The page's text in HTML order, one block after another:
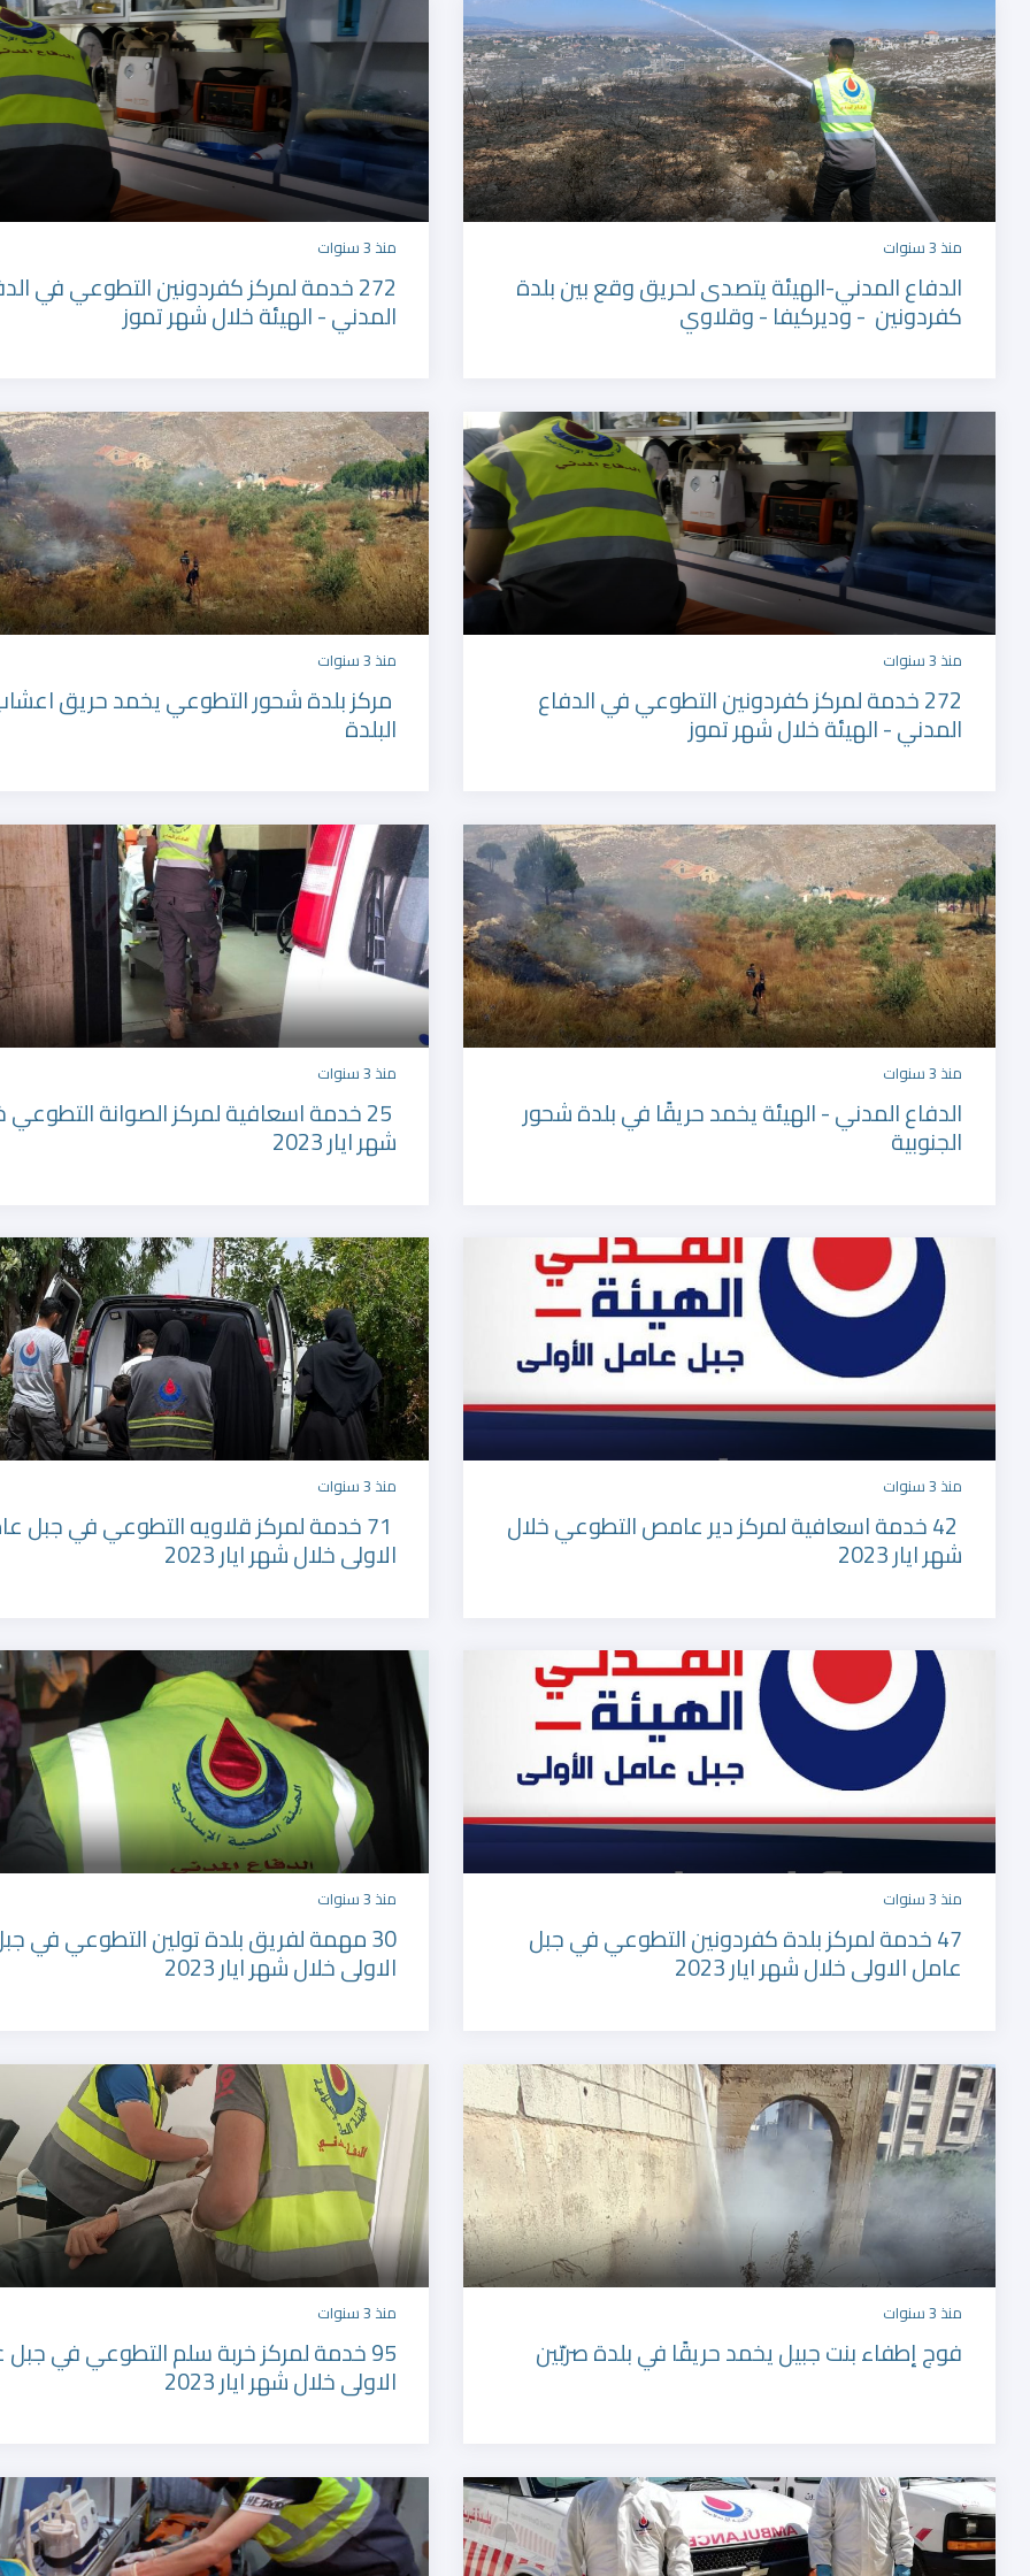
منذ 3 سنوات
الدفاع المدني-الهيئة يتصدى لحريق وقع بين بلدة
كفردونين - وديركيفا - وقلاوي
منذ 3 سنوات
272 خدمة لمركز كفردونين التطوعي في
المدني - الهيئة خلال شهر تموز
منذ 3 سنوات
272 خدمة لمركز كفردونين التطوعي في الدفاع
المدني - الهيئة خلال شهر تموز
منذ 3 سنوات
مركز بلدة شحور التطوعي يخمد حريق
البلدة
منذ 3 سنوات
الدفاع المدني - الهيئة يخمد حريقًا في بلدة شحور
الجنوبية
منذ 3 سنوات
25 خدمة اسعافية لمركز الصوانة التطوعي
شهر ايار 2023
منذ 3 سنوات
42 خدمة اسعافية لمركز دير عامص التطوعي خلال
شهر ايار 2023
منذ 3 سنوات
71 خدمة لمركز قلاويه التطوعي في جبل
الاولى خلال شهر ايار 2023
منذ 3 سنوات
47 خدمة لمركز بلدة كفردونين التطوعي في جبل
عامل الاولى خلال شهر ايار 2023
منذ 3 سنوات
30 مهمة لفريق بلدة تولين التطوعي في
الاولى خلال شهر ايار 2023
منذ 3 سنوات
فوج إطفاء بنت جبيل يخمد حريقًا في بلدة صربّين
منذ 3 سنوات
95 خدمة لمركز خربة سلم التطوعي في
الاولى خلال شهر ايار 2023
المديرية العامة للدفاع المدني المديرية العامة للدفاع المدني